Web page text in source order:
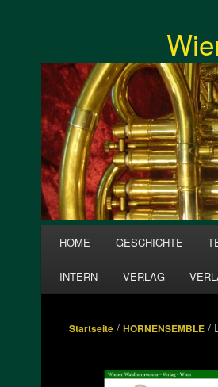
HOME GESCHICHTE
INTERN VERLAG
Startseite/ HORNENSEMBLE/